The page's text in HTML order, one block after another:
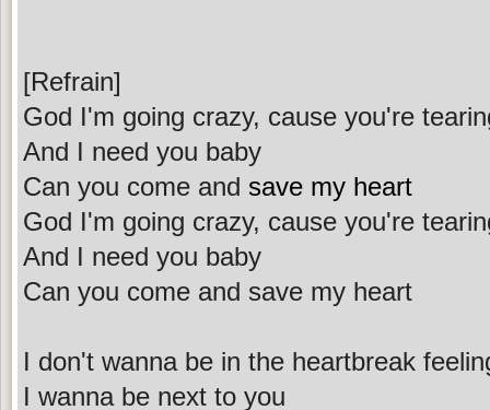
[Refrain]
God I'm going crazy, cause you're
And I need you baby
Can you come and save my heart
God I'm going crazy, cause you're
And I need you baby
Can you come and save my heart
I don't wanna be in the heartbreak
I wanna be next to you